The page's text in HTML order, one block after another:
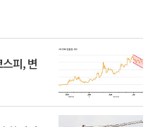
피, 변